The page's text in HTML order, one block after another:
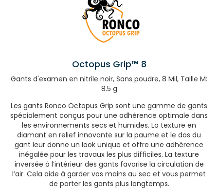
Octopus Grip™ 8
Gants d'examen en nitrile noir, Sans poudre, 8 Mil, Taille M:
8.5 g
Les gants Ronco Octopus Grip sont une gamme de gants
spécialement conçus pour une adhérence optimale dans
les environnements secs et humides. La texture en
diamant en relief innovante sur la paume et le dos du
gant leur donne un look unique et offre une adhérence
inégalée pour les travaux les plus difficiles. La texture
inversée à l’intérieur des gants favorise la circulation de
l’air. Cela aide à garder vos mains au sec et vous permet
de porter les gants plus longtemps.